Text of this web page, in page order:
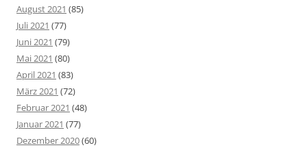
August 2021 (85)
Juli 2021 (77)
Juni 2021 (79)
Mai 2021 (80)
April 2021 (83)
März 2021 (72)
Februar 2021 (48)
Januar 2021 (77)
Dezember 2020(60)